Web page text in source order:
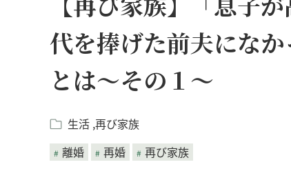
代を捧げた前夫にな
とは～その１～
生活 再び家族
離婚
再婚 再び家族